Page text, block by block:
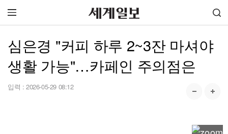
심은경 "커피 하루 2~3잔 마셔야
생활 가능"…카페인 주의점은
입력 : 2026-05-29 08:12